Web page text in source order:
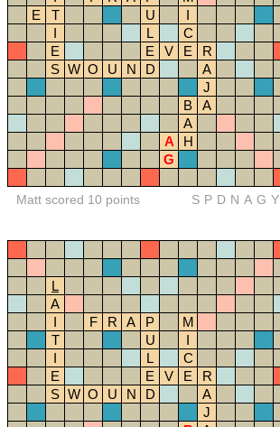
E
T U
I
I
L
C
E
E V E
R
S W O U N D
A
J
B
A
A
A
H
G
Matt scored 10 points SPDNAGY
L
A
I
F R A P
M
T
U
I
I
L
C
E
E V E
R
S W O U N D
A
J